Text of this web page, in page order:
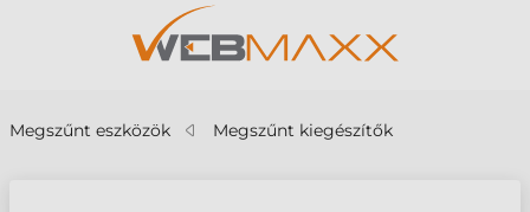
Megszűnt eszközök Megszűnt kiegészítők